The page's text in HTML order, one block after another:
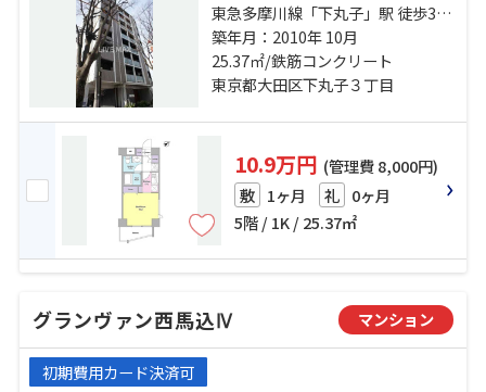
東急多摩川線「下丸子」駅 徒歩3分
東急池上線「千鳥町」駅 徒歩8分 東
急池上線「久が原」駅 徒歩15分
築年月：2010年 10月
25.37㎡/鉄筋コンクリート
東京都大田区下丸子３丁目
10.9万円 (管理費 8,000円)
敷 1ヶ月 礼 0ヶ月
5階 / 1K / 25.37㎡
グランヴァン西馬込Ⅳ マンション
初期費用カード決済可